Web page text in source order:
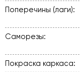
Поперечины (лаги):
Саморезы:
Покраска каркаса: